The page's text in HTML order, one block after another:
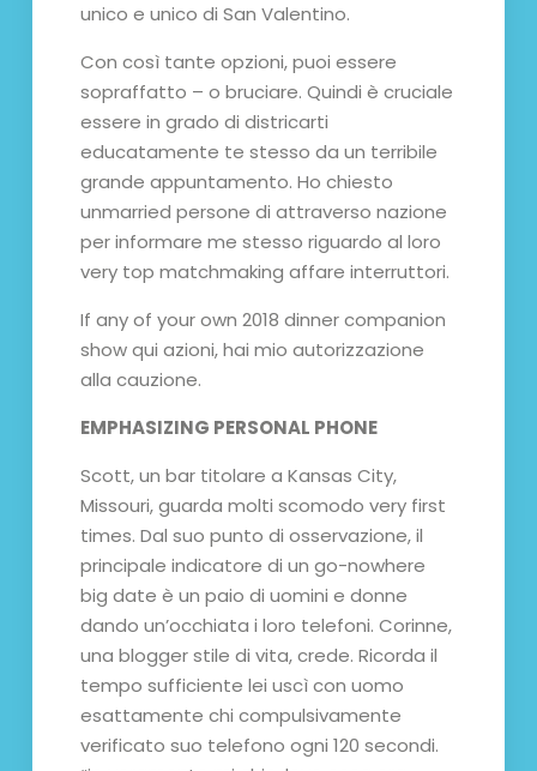
unico e unico di San Valentino.
Con così tante opzioni, puoi essere
sopraffatto – o bruciare. Quindi è cruciale
essere in grado di districarti
educatamente te stesso da un terribile
grande appuntamento. Ho chiesto
unmarried persone di attraverso nazione
per informare me stesso riguardo al loro
very top matchmaking affare interruttori.
If any of your own 2018 dinner companion
show qui azioni, hai mio autorizzazione
alla cauzione.
EMPHASIZING PERSONAL PHONE
Scott, un bar titolare a Kansas City,
Missouri, guarda molti scomodo very first
times. Dal suo punto di osservazione, il
principale indicatore di un go-nowhere
big date è un paio di uomini e donne
dando un’occhiata i loro telefoni. Corinne,
una blogger stile di vita, crede. Ricorda il
tempo sufficiente lei uscì con uomo
esattamente chi compulsivamente
verificato suo telefono ogni 120 secondi.